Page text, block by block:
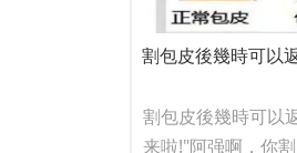
割包皮後幾時可以
割包皮後幾時可以
来啦!"阿强啊，你